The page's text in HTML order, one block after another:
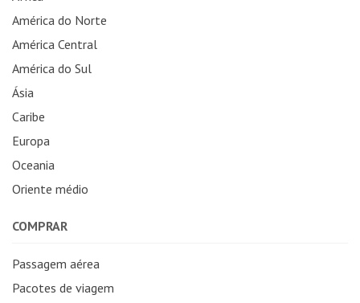
América do Norte
América Central
América do Sul
Ásia
Caribe
Europa
Oceania
Oriente médio
COMPRAR
Passagem aérea
Pacotes de viagem